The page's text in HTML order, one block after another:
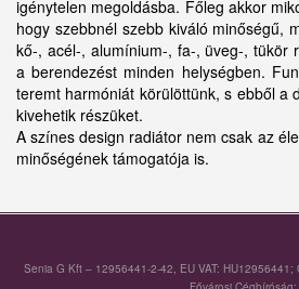
igénytelen megoldásba. Főleg akkor
hogy szebbnél szebb kiváló minőségű,
kő-, acél-, alumínium-, fa-, üveg-, tükör
a berendezést minden helységben.
teremt harmóniát körülöttünk, s ebből a
kivehetik részüket.
A színes design radiátor nem csak az
minőségének támogatója is.
Senia G Kft – 12956441-2-42, EU VAT: